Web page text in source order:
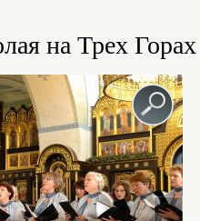
на Трех Горах